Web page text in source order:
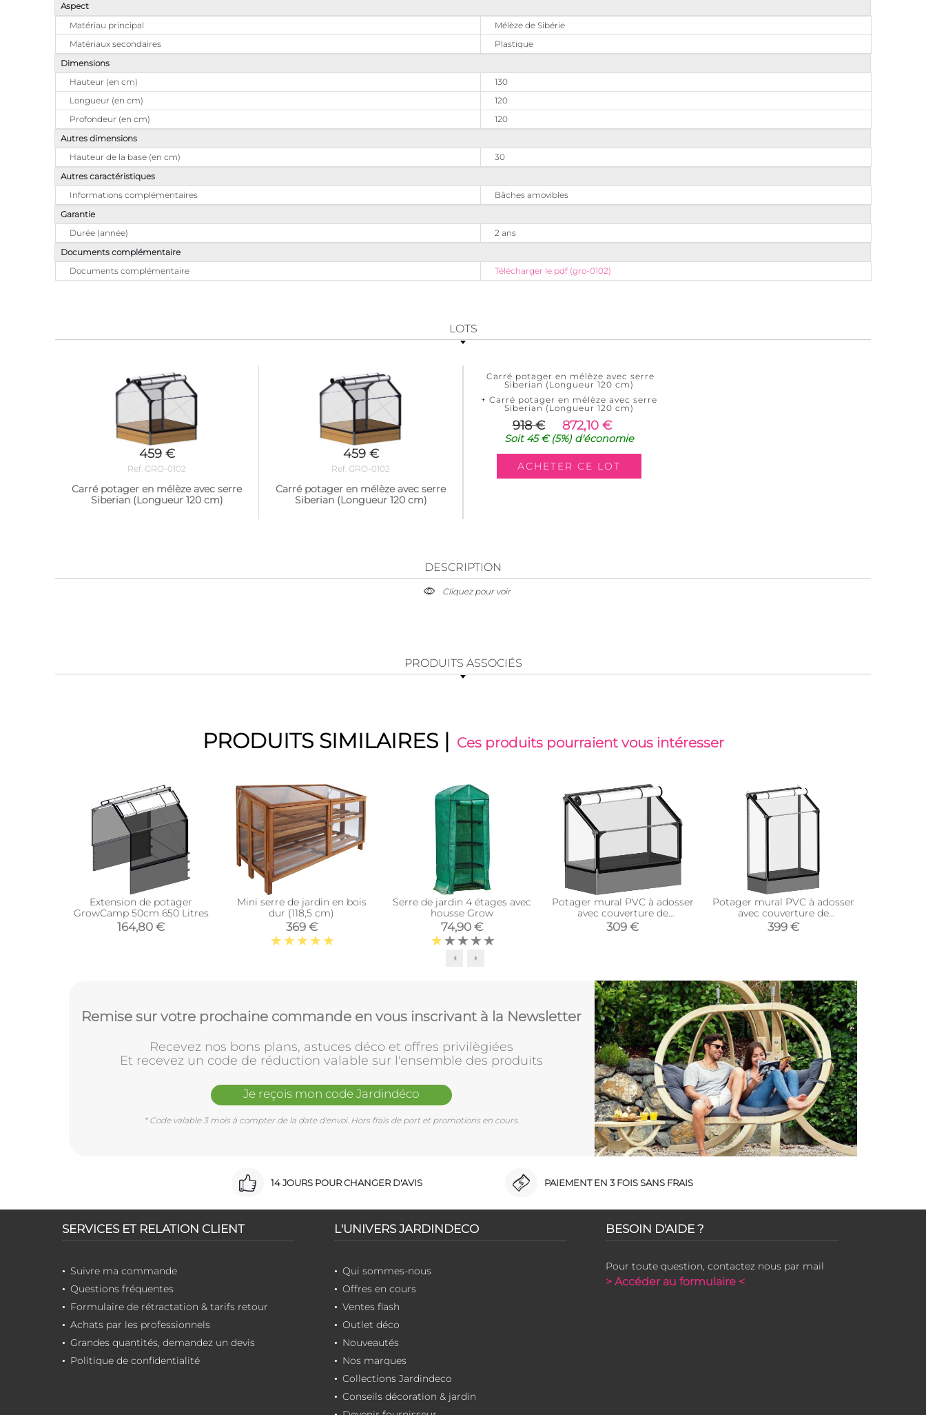
Aspect
Matériau principal
Mélèze de Sibérie
Matériaux secondaires
Plastique
Dimensions
Hauteur (en cm)
130
Longueur (en cm)
120
Profondeur (en cm)
120
Autres dimensions
Hauteur de la base (en cm)
30
Autres caractéristiques
Informations complémentaires
Bâches amovibles
Garantie
Durée (année)
2 ans
Documents complémentaire
Documents complémentaire
Télécharger le pdf (gro-0102)
LOTS
459 €
Ref. GRO-0102
Carré potager en mélèze avec serre
Siberian (Longueur 120 cm)
459 €
Ref. GRO-0102
Carré potager en mélèze avec serre
Siberian (Longueur 120 cm)
Carré potager en mélèze avec serre
Siberian (Longueur 120 cm)
+ Carré potager en mélèze avec serre
Siberian (Longueur 120 cm)
918 € 872,10 €
Soit45 €(5%)d'économie
DESCRIPTION
Cliquez pour voir
PRODUITS ASSOCIÉS
PRODUITS SIMILAIRES | Ces produits pourraient vous intéresser
Extension de potager
GrowCamp 50cm 650 Litres
164,80 €
Mini serre de jardin en bois
dur (118,5 cm)
369 €
Serre de jardin 4 étages avec
housse Grow
74,90 €
Potager mural PVC à adosser
avec couverture de
protection (Hauteur 108 cm)
309 €
Potager mural PVC à adosser
avec couverture de
protection (Hauteur 180 cm)
399 €
Remise sur votre prochaine commande en vous inscrivant à la Newsletter
Recevez nos bons plans, astuces déco et offres privilègiées
Et recevez un code de réduction valable sur l'ensemble des produits
Je reçois mon code Jardindéco
* Code valable 3 mois à compter de la date d'envoi. Hors frais de port et promotions en cours.
14 JOURS POUR CHANGER D'AVIS PAIEMENT EN 3 FOIS SANS FRAIS
SERVICES ET RELATION CLIENT
Suivre ma commande
Questions fréquentes
Formulaire de rétractation & tarifs retour
Achats par les professionnels
Grandes quantités, demandez un devis
Politique de confidentialité
L'UNIVERS JARDINDECO
Qui sommes-nous
Offres en cours
Ventes flash
Outlet déco
Nouveautés
Nos marques
Collections Jardindeco
Conseils décoration & jardin
BESOIN D'AIDE ?
Pour toute question, contactez nous par mail
> Accéder au formulaire <